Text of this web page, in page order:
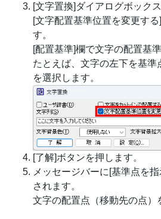
[文字置換]ダイアログボック
[文字配置基準位置を変更す
す。
[配置基準]欄で文字の配置基
たとえば、文字の左下を基準
を選択します。
[了解]ボタンを押します。
メッセージバーに[基準点を
されます。
文字の配置点（移動先の点）